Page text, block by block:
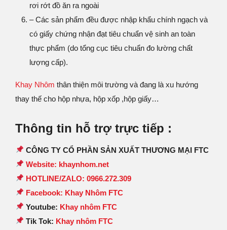
rơi rớt đồ ăn ra ngoài
– Các sản phẩm đều được nhập khẩu chính ngạch và
có giấy chứng nhận đạt tiêu chuẩn vệ sinh an toàn
thực phẩm (do tổng cục tiêu chuẩn đo lường chất
lượng cấp).
Khay Nhôm thân thiện môi trường và đang là xu hướng
thay thế cho hộp nhựa, hộp xốp ,hộp giấy…
Thông tin hỗ trợ trực tiếp :
CÔNG TY CỔ PHẦN SẢN XUẤT THƯƠNG MẠI FTC
Website: khaynhom.net
HOTLINE/ZALO: 0966.272.309
Facebook: Khay Nhôm FTC
Youtube: Khay nhôm FTC
Tik Tok: Khay nhôm FTC